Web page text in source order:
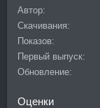
Автор
Скачивания
Показов
Первый выпуск
Обновление
Оценки